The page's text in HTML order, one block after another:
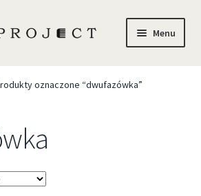
Menu
oznaczone “dwufazówka”